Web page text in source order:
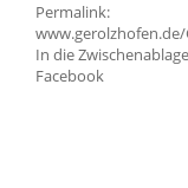
Permalink:
In die
Facebook